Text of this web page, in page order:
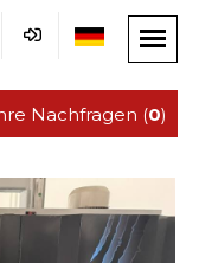
Nachfragen (0)